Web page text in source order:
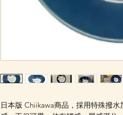
日本版 Chiikawa商品，採用特殊撥